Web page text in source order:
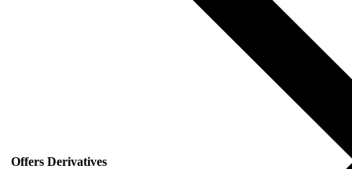
Offers Derivatives